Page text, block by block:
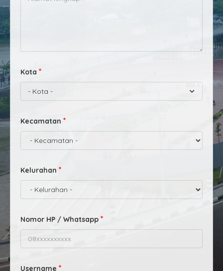
Kota
- Kota -
Kecamatan
Kelurahan
Nomor HP / Whatsapp
Username